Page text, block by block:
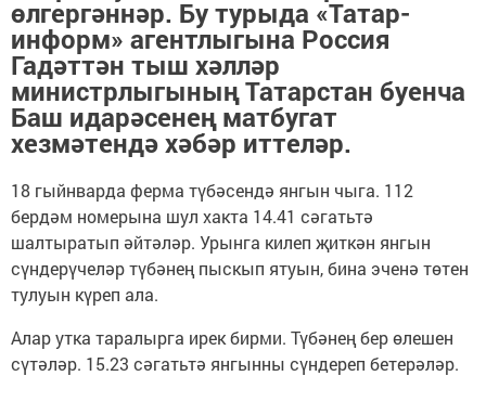
өлгергәннәр. Бу турыда «Татар-
информ» агентлыгына Россия
Гадәттән тыш хәлләр
министрлыгының Татарстан буенча
Баш идарәсенең матбугат
хезмәтендә хәбәр иттеләр.
18 гыйнварда ферма түбәсендә янгын чыга. 112
бердәм номерына шул хакта 14.41 сәгатьтә
шалтыратып әйтәләр. Урынга килеп җиткән янгын
сүндерүчеләр түбәнең пыскып ятуын, бина эченә төтен
тулуын күреп ала.
Алар утка таралырга ирек бирми. Түбәнең бер өлешен
сүтәләр. 15.23 сәгатьтә янгынны сүндереп бетерәләр.